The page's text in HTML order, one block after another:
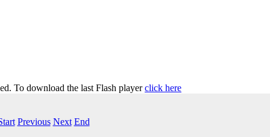
To download the last Flash playerclick here
Previous Next End